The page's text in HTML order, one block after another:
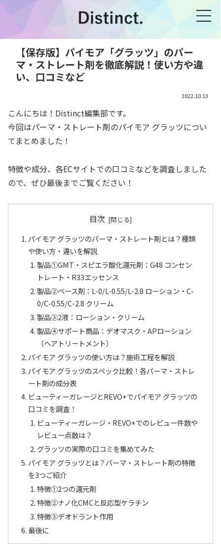
【保存版】パイモア「グラッツ」のパー
マ・ストレート剤を徹底解説！使い方や違
い、口コミなど
2022.10.13
こんにちは！Distinct編集部です。
今回はパーマ・ストレート剤のパイモア グラッツについ
てまとめました！
特徴や成分、各ECサイトでの口コミなどを調査しました
ので、ぜひ最後までご覧ください！
目次
パイモア グラッツのパーマ・ストレート剤とは？種類
や使い方・違いを解説
製品①GMT・スピエラ酸化還元剤：G48 コンセン
トレート・R33エッセンス
製品②ベース剤：L-0/L-0.55/L-2.8 ローション・C-
0/C-0.55/C-2.8 クリーム
製品③2液：ローション・クリーム
製品④サポート商品：デオマスク・APローション
（ヘアトリートメント）
パイモア グラッツの使い方は？施術工程を解説
パイモア グラッツのスペック比較！各パーマ・ストレ
ート剤の成分表
ビューティーガレージとREVO+でパイモア グラッツの
口コミを調査！
ビューティーガレージ・REVO+でのレビュー件数や
レビュー点数は？
グラッツの実際の口コミを集めてみた
パイモア グラッツとは？パーマ・ストレート剤の特徴
を3つご紹介
特徴①2つの還元剤
特徴②ナノ化CMCと反応型ケラチン
特徴③デオドラント作用
最後に